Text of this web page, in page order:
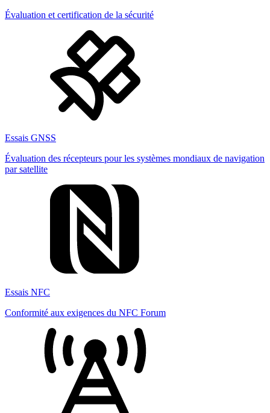
Évaluation et certification de la sécurité
Essais GNSS
Évaluation des récepteurs pour les systèmes mondiaux de navigation
par satellite
Essais NFC
Conformité aux exigences du NFC Forum